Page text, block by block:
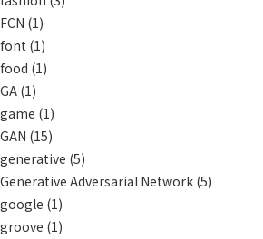
FCN (1)
font (1)
food (1)
GA (1)
game (1)
GAN (15)
generative (5)
Generative Adversarial Network (5)
google (1)
groove (1)